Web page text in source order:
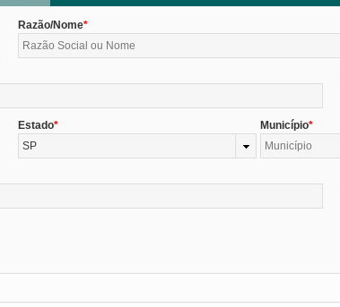
Razão/Nome
Estado
SP
Município